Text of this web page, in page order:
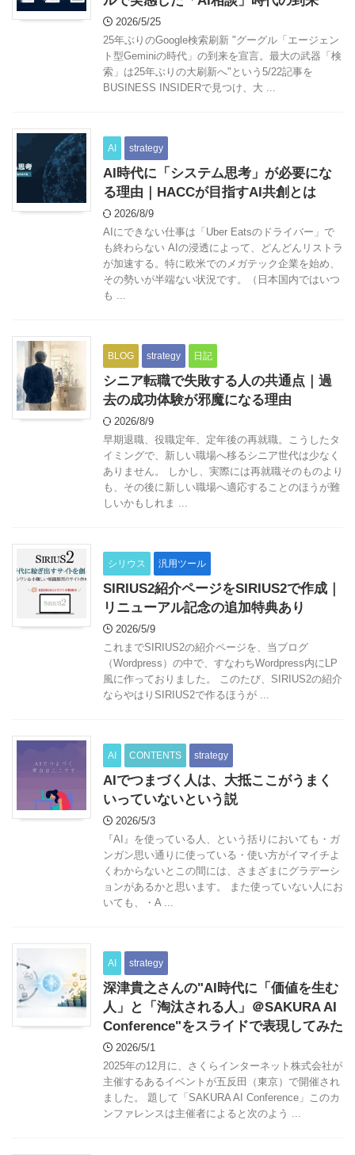
2026/5/25
25年ぶりのGoogle検索刷新 "グーグル「エージェン
ト型Geminiの時代」の到来を宣言。最大の武器「検
索」は25年ぶりの大刷新へ"という5/22記事を
BUSINESS INSIDERで見つけ、大 ...
AI strategy
AI時代に「システム思考」が必要にな
る理由｜HACCが目指すAI共創とは
2026/8/9
AIにできない仕事は「Uber Eatsのドライバー」で
も終わらない AIの浸透によって、どんどんリストラ
が加速する。特に欧米でのメガテック企業を始め、
その勢いが半端ない状況です。（日本国内ではいつ
も ...
BLOG strategy 日記
シニア転職で失敗する人の共通点｜過
去の成功体験が邪魔になる理由
2026/8/9
早期退職、役職定年、定年後の再就職。こうしたタ
イミングで、新しい職場へ移るシニア世代は少なく
ありません。 しかし、実際には再就職そのものより
も、その後に新しい職場へ適応することのほうが難
しいかもしれま ...
シリウス 汎用ツール
SIRIUS2紹介ページをSIRIUS2で作成｜
リニューアル記念の追加特典あり
2026/5/9
これまでSIRIUS2の紹介ページを、当ブログ
（Wordpress）の中で、すなわちWordpress内にLP
風に作っておりました。 このたび、SIRIUS2の紹介
ならやはりSIRIUS2で作るほうが ...
AI CONTENTS strategy
AIでつまづく人は、大抵ここがうまく
いっていないという説
2026/5/3
『AI』を使っている人、という括りにおいても・ガ
ンガン思い通りに使っている・使い方がイマイチよ
くわからないとこの間には、さまざまにグラデーシ
ョンがあるかと思います。 また使っていない人にお
いても、・A ...
AI strategy
深津貴之さんの"AI時代に「価値を生む
人」と「淘汰される人」＠SAKURA AI
Conference"をスライドで表現してみた
2026/5/1
2025年の12月に、さくらインターネット株式会社が
主催するあるイベントが五反田（東京）で開催され
ました。 題して「SAKURA AI Conference」このカ
ンファレンスは主催者によると次のよう ...